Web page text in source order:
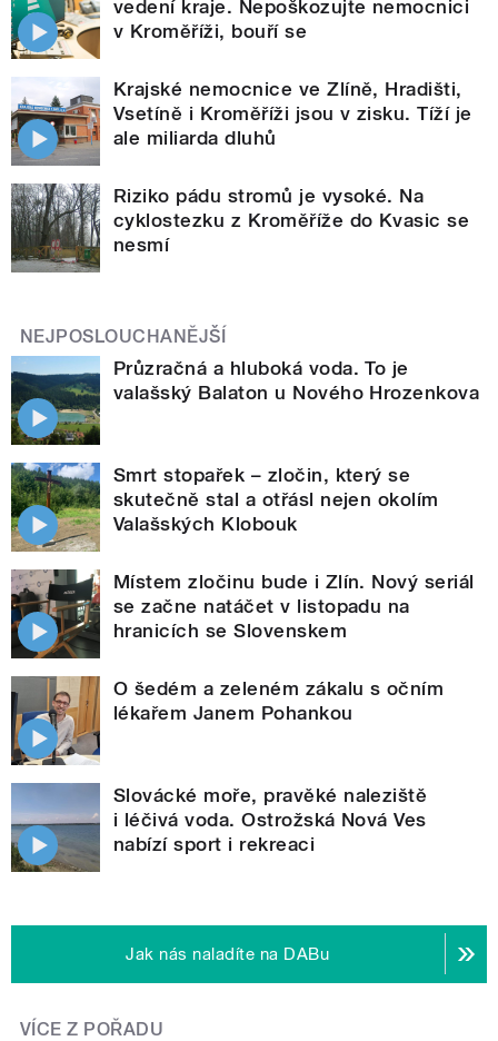
vedení kraje. Nepoškozujte nemocnici
v Kroměříži, bouří se
Krajské nemocnice ve Zlíně, Hradišti,
Vsetíně i Kroměříži jsou v zisku. Tíží je
ale miliarda dluhů
Riziko pádu stromů je vysoké. Na
cyklostezku z Kroměříže do Kvasic se
nesmí
NEJPOSLOUCHANĚJŠÍ
Průzračná a hluboká voda. To je
valašský Balaton u Nového Hrozenkova
Smrt stopařek – zločin, který se
skutečně stal a otřásl nejen okolím
Valašských Klobouk
Místem zločinu bude i Zlín. Nový seriál
se začne natáčet v listopadu na
hranicích se Slovenskem
O šedém a zeleném zákalu s očním
lékařem Janem Pohankou
Slovácké moře, pravěké naleziště
i léčivá voda. Ostrožská Nová Ves
nabízí sport i rekreaci
Jak nás naladíte na DABu
VÍCE Z POŘADU